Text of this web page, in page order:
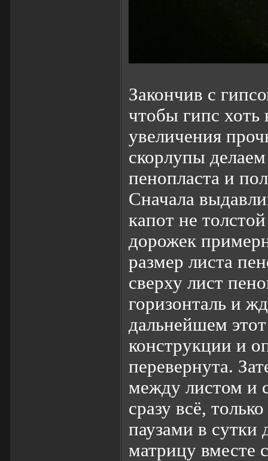
Закончив с
чтобы гипс
увеличения
скорлупы
пенопласта и
Сначала
капот не
дорожек
размер листа
сверху лист
горизонталь и
дальнейшем
конструкции и
перевернута.
между листом и
сразу всё,
паузами в сутки
матрицу вместе